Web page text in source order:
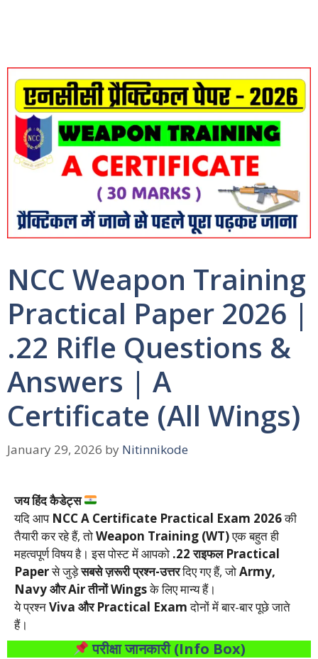
NCC Weapon Training
Practical Paper 2026 |
.22 Rifle Questions &
Answers | A
Certificate (All Wings)
January 29, 2026 by Nitinnikode
जय हिंद कैडेट्स
यदि आप NCC A Certificate Practical Exam 2026की
तैयारी कर रहे हैं, तोWeapon Training (WT)एक बहुत ही
महत्वपूर्ण विषय है। इस पोस्ट में आपको .22 राइफल Practical
Paperसे जुड़ेसबसे ज़रूरी प्रश्न-उत्तरदिए गए हैं, जोArmy,
Navy और Air तीनों Wingsके लिए मान्य हैं।
ये प्रश्नViva और Practical Examदोनों में बार-बार पूछे जाते
हैं।
परीक्षा जानकारी (Info Box)